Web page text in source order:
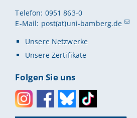
Telefon: 0951 863-0
E-Mail: post(at)uni-bamberg.de
Unsere Netzwerke
Unsere Zertifikate
Folgen Sie uns
InstagramFacebookBlueskyToktok